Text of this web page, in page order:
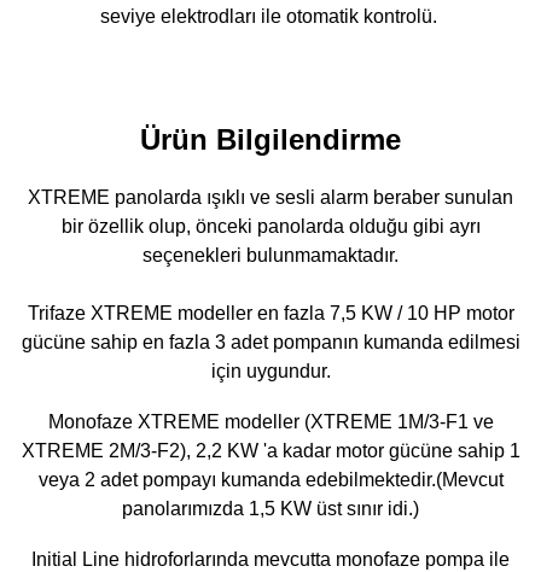
seviye elektrodları ile otomatik kontrolü.
Ürün Bilgilendirme
XTREME panolarda ışıklı ve sesli alarm beraber sunulan
bir özellik olup, önceki panolarda olduğu gibi ayrı
seçenekleri bulunmamaktadır.
Trifaze XTREME modeller en fazla 7,5 KW / 10 HP motor
gücüne sahip en fazla 3 adet pompanın kumanda edilmesi
için uygundur.
Monofaze XTREME modeller (XTREME 1M/3-F1 ve
XTREME 2M/3-F2), 2,2 KW 'a kadar motor gücüne sahip 1
veya 2 adet pompayı kumanda edebilmektedir.(Mevcut
panolarımızda 1,5 KW üst sınır idi.)
Initial Line hidroforlarında mevcutta monofaze pompa ile